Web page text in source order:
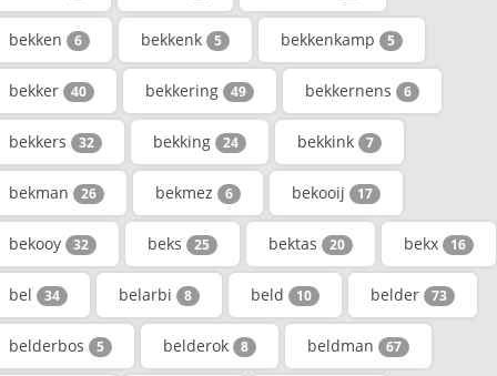
bekken 6 bekkenk 5 bekkenkamp 5
bekker 40 bekkering 49 bekkernens 6
bekkers 32 bekking 24 bekkink 7
bekman 26 bekmez 6 bekooij 17
bekooy 32 beks 25 bektas 20 bekx 16
bel 34 belarbi 8 beld 10 belder 73
belderbos 5 belderok 8 beldman 67